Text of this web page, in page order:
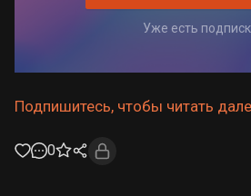
Уже есть
Подпишитесь, чтобы читать
0